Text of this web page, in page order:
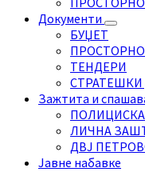
Документи
БУЏЕТ
ТЕНДЕРИ
Зажтита и
ЛИЧНА
ДВЈ
Јавне набавке